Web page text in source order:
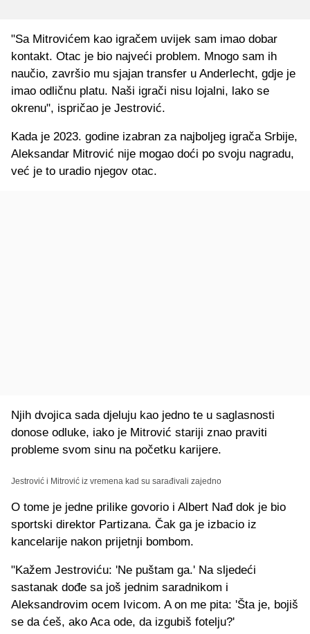
"Sa Mitrovićem kao igračem uvijek sam imao dobar
kontakt. Otac je bio najveći problem. Mnogo sam ih
naučio, završio mu sjajan transfer u Anderlecht, gdje je
imao odličnu platu. Naši igrači nisu lojalni, lako se
okrenu", ispričao je Jestrović.
Kada je 2023. godine izabran za najboljeg igrača Srbije,
Aleksandar Mitrović nije mogao doći po svoju nagradu,
već je to uradio njegov otac.
Njih dvojica sada djeluju kao jedno te u saglasnosti
donose odluke, iako je Mitrović stariji znao praviti
probleme svom sinu na početku karijere.
Jestrović i Mitrović iz vremena kad su sarađivali zajedno
O tome je jedne prilike govorio i Albert Nađ dok je bio
sportski direktor Partizana. Čak ga je izbacio iz
kancelarije nakon prijetnji bombom.
"Kažem Jestroviću: 'Ne puštam ga.' Na sljedeći
sastanak dođe sa još jednim saradnikom i
Aleksandrovim ocem Ivicom. A on me pita: 'Šta je, bojiš
se da ćeš, ako Aca ode, da izgubiš fotelju?'